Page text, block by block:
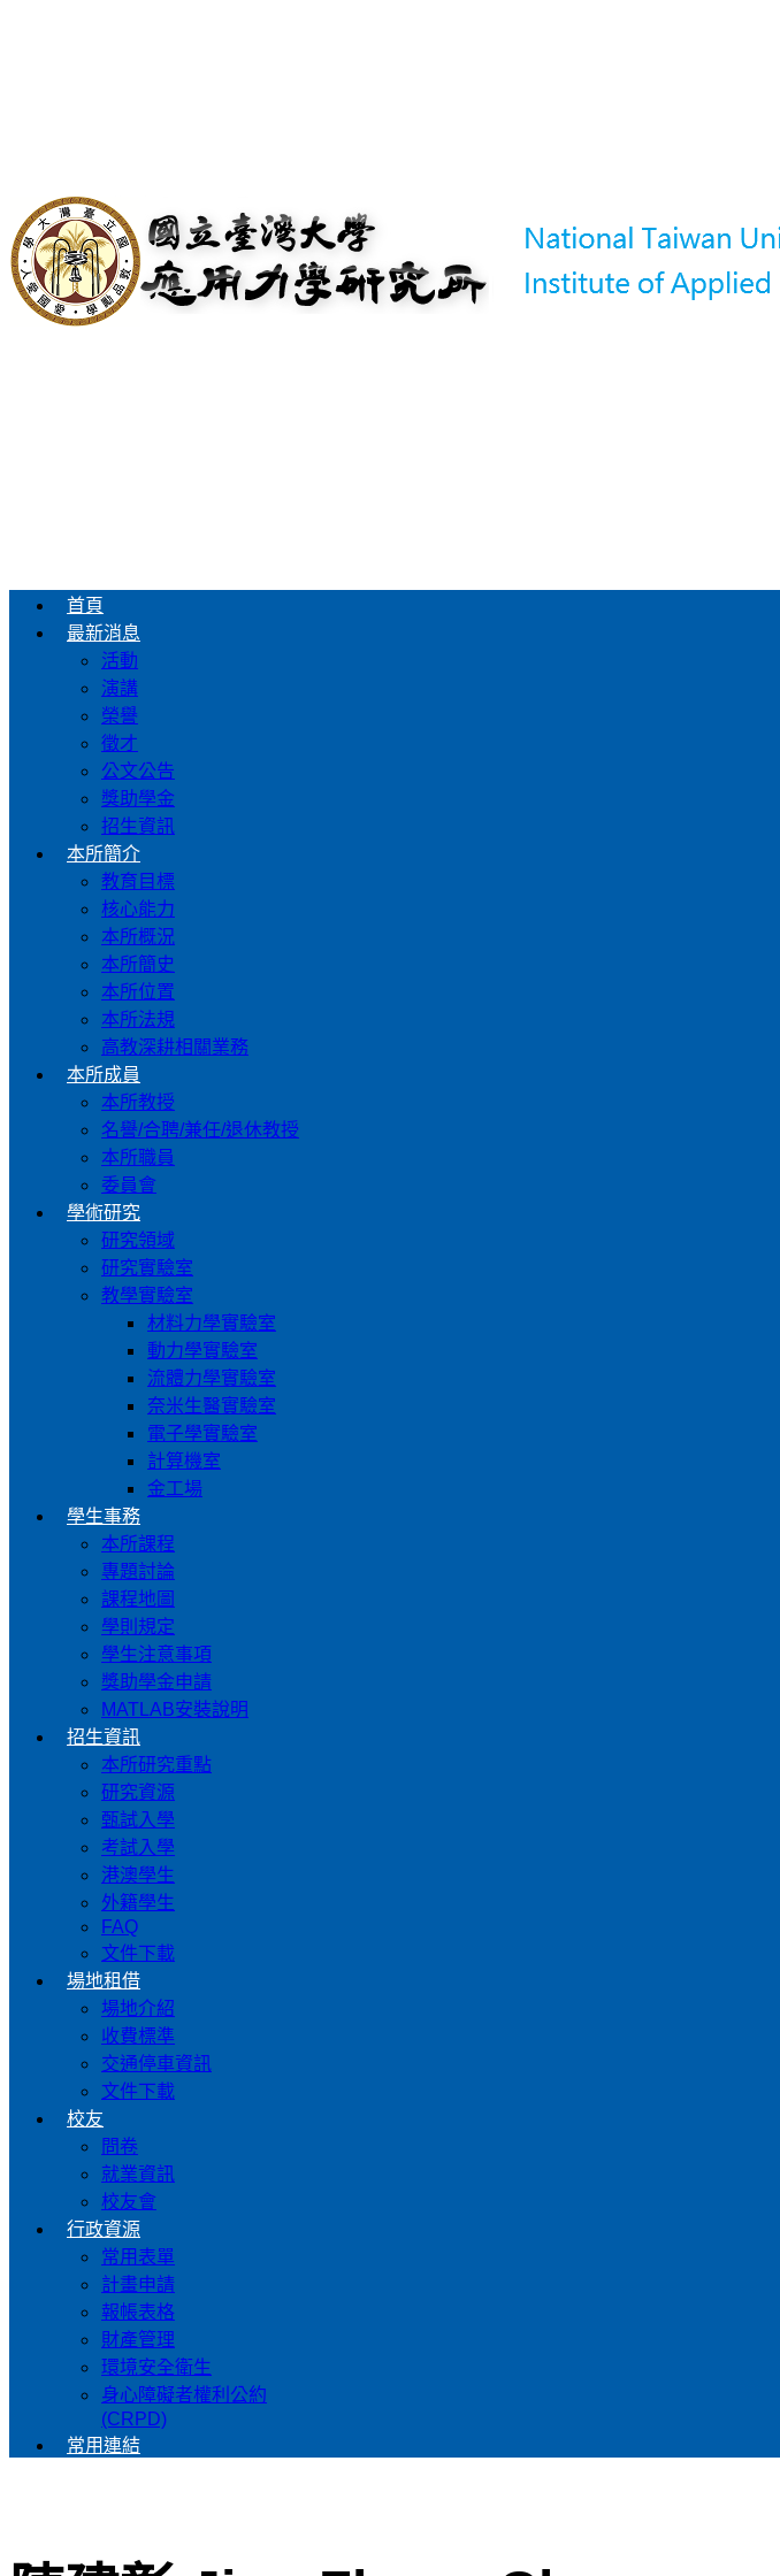
首頁
最新消息
活動
演講
榮譽
徵才
公文公告
獎助學金
招生資訊
本所簡介
教育目標
核心能力
本所概況
本所簡史
本所位置
本所法規
高教深耕相關業務
本所成員
本所教授
名譽/合聘/兼任/退休教授
本所職員
委員會
學術研究
研究領域
研究實驗室
教學實驗室
材料力學實驗室
動力學實驗室
流體力學實驗室
奈米生醫實驗室
電子學實驗室
計算機室
金工場
學生事務
本所課程
專題討論
課程地圖
學則規定
學生注意事項
獎助學金申請
MATLAB安裝說明
招生資訊
本所研究重點
研究資源
甄試入學
考試入學
港澳學生
外籍學生
FAQ
文件下載
場地租借
場地介紹
收費標準
交通停車資訊
文件下載
校友
問卷
就業資訊
校友會
行政資源
常用表單
計畫申請
報帳表格
財產管理
環境安全衛生
身心障礙者權利公約
(CRPD)
常用連結